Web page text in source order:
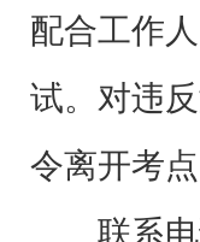
配合工作
试。对违
令离开考
联系电